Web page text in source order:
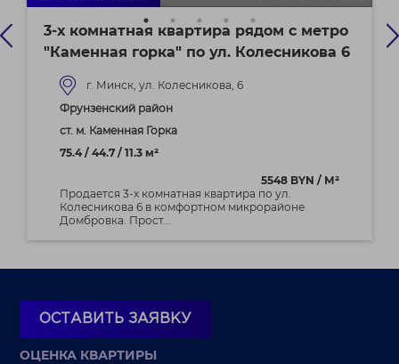
3-х комнатная квартира рядом с метро
"Каменная горка" по ул. Колесникова 6
г. Минск, ул. Колесникова, 6
Фрунзенский район
ст. м. Каменная Горка
75.4 / 44.7 / 11.3 м²
5548 BYN / М²
Продается 3-х комнатная квартира по ул.
Колесникова 6 в комфортном микрорайоне
Домбровка. Прост...
ОСТАВИТЬ ЗАЯВКУ
ОЦЕНКА КВАРТИРЫ